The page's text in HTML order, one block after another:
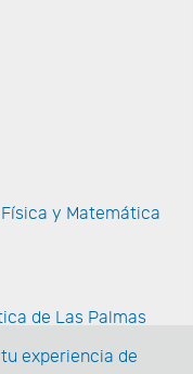
y Matemática
de Las Palmas
experiencia de